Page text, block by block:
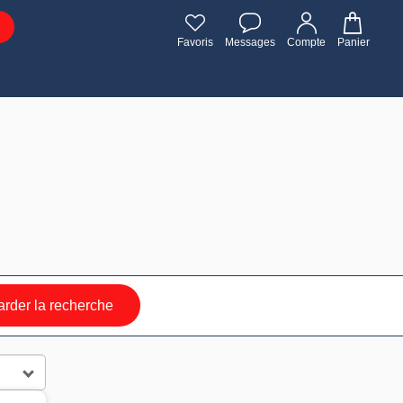
Favoris Messages Compte Panier
la recherche